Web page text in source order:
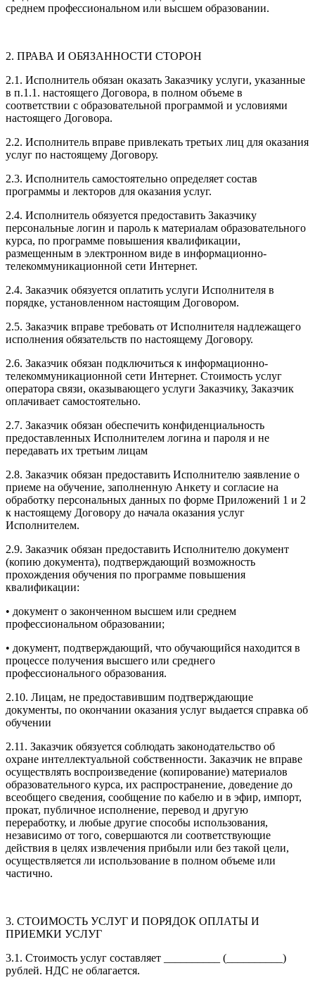
среднем профессиональном или высшем образовании.
2. ПРАВА И ОБЯЗАННОСТИ СТОРОН
2.1. Исполнитель обязан оказать Заказчику услуги, указанные
в п.1.1. настоящего Договора, в полном объеме в
соответствии с образовательной программой и условиями
настоящего Договора.
2.2. Исполнитель вправе привлекать третьих лиц для оказания
услуг по настоящему Договору.
2.3. Исполнитель самостоятельно определяет состав
программы и лекторов для оказания услуг.
2.4. Исполнитель обязуется предоставить Заказчику
персональные логин и пароль к материалам образовательного
курса, по программе повышения квалификации,
размещенным в электронном виде в информационно-
телекоммуникационной сети Интернет.
2.4. Заказчик обязуется оплатить услуги Исполнителя в
порядке, установленном настоящим Договором.
2.5. Заказчик вправе требовать от Исполнителя надлежащего
исполнения обязательств по настоящему Договору.
2.6. Заказчик обязан подключиться к информационно-
телекоммуникационной сети Интернет. Стоимость услуг
оператора связи, оказывающего услуги Заказчику, Заказчик
оплачивает самостоятельно.
2.7. Заказчик обязан обеспечить конфиденциальность
предоставленных Исполнителем логина и пароля и не
передавать их третьим лицам
2.8. Заказчик обязан предоставить Исполнителю заявление о
приеме на обучение, заполненную Анкету и согласие на
обработку персональных данных по форме Приложений 1 и 2
к настоящему Договору до начала оказания услуг
Исполнителем.
2.9. Заказчик обязан предоставить Исполнителю документ
(копию документа), подтверждающий возможность
прохождения обучения по программе повышения
квалификации:
• документ о законченном высшем или среднем
профессиональном образовании;
• документ, подтверждающий, что обучающийся находится в
процессе получения высшего или среднего
профессионального образования.
2.10. Лицам, не предоставившим подтверждающие
документы, по окончании оказания услуг выдается справка об
обучении
2.11. Заказчик обязуется соблюдать законодательство об
охране интеллектуальной собственности. Заказчик не вправе
осуществлять воспроизведение (копирование) материалов
образовательного курса, их распространение, доведение до
всеобщего сведения, сообщение по кабелю и в эфир, импорт,
прокат, публичное исполнение, перевод и другую
переработку, и любые другие способы использования,
независимо от того, совершаются ли соответствующие
действия в целях извлечения прибыли или без такой цели,
осуществляется ли использование в полном объеме или
частично.
3. СТОИМОСТЬ УСЛУГ И ПОРЯДОК ОПЛАТЫ И
ПРИЕМКИ УСЛУГ
3.1. Стоимость услуг составляет __________ (__________)
рублей. НДС не облагается.